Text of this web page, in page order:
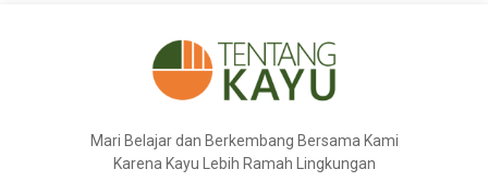
Mari Belajar dan Berkembang Bersama Kami
Karena Kayu Lebih Ramah Lingkungan